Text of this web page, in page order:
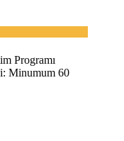
Programı
Minumum 60